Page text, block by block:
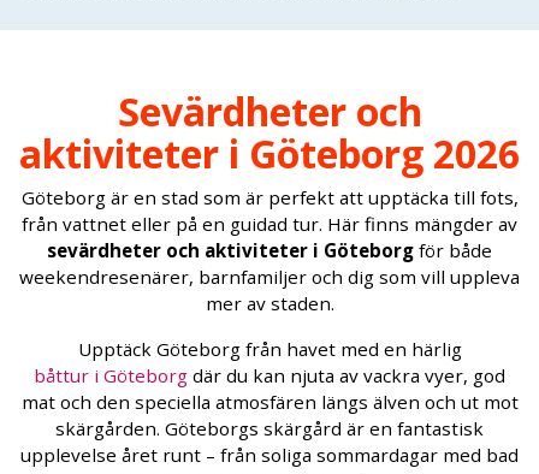
Sevärdheter och
aktiviteter i Göteborg 2026
Göteborg är en stad som är perfekt att upptäcka till fots,
från vattnet eller på en guidad tur. Här finns mängder av
sevärdheter och aktiviteter i Göteborg för både
weekendresenärer, barnfamiljer och dig som vill uppleva
mer av staden.
Upptäck Göteborg från havet med en härlig
båttur i Göteborg där du kan njuta av vackra vyer, god
mat och den speciella atmosfären längs älven och ut mot
skärgården. Göteborgs skärgård är en fantastisk
upplevelse året runt – från soliga sommardagar med bad